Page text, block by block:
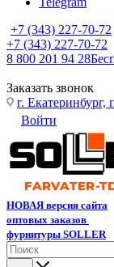
+7 (343) 227-70-72
+7 (343) 227-70-72
8 800 201 94 28
Заказать звонок
г.
Войти
НОВАЯ версия сайта
оптовых заказов
фурнитуры SOLLER